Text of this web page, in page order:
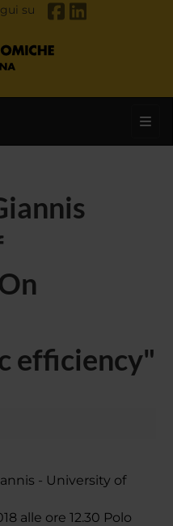
su
efficiency"
- University of
alle ore 12.30 Polo